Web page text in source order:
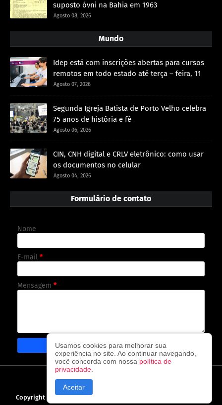
suposto óvni na Bahia em 1963
Agosto 08, 2026
Mundo
Idep está com inscrições abertas para cursos
remotos em todo estado até terça – feira, 11
Agosto 07, 2026
Segunda Igreja Batista de Porto Velho celebra
75 anos de história e fé
Agosto 06, 2026
CIN, CNH digital e CRLV eletrônico: como usar
os documentos no celular
Agosto 04, 2026
Formulário de contato
Nome
E-mail *
Mensagem *
CAPA CONTATO
Copyright © 2026O observador - A cada visita uma nova notícia!
Usamos cookies para melhorar sua
experiência no site. Ao continuar navegando,
você concorda com nossa política de
privacidade
Aceitar